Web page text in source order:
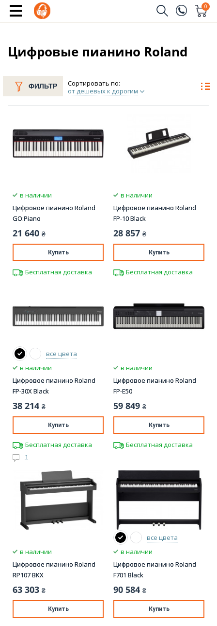
0
Телефон
Цифровые пианино Roland
ФИЛЬТР
Сортировать по:
от дешевых к дорогим
в наличии
Цифровое пианино Roland
GO:Piano
21 640 ₴
Купить
Бесплатная доставка
в наличии
Цифровое пианино Roland
FP-10 Black
28 857 ₴
Купить
Бесплатная доставка
все цвета
в наличии
Цифровое пианино Roland
FP-30X Black
38 214 ₴
Купить
Бесплатная доставка
1
в наличии
Цифровое пианино Roland
FP-E50
59 849 ₴
Купить
Бесплатная доставка
в наличии
Цифровое пианино Roland
RP107 BKX
63 303 ₴
Купить
все цвета
в наличии
Цифровое пианино Roland
F701 Black
90 584 ₴
Купить